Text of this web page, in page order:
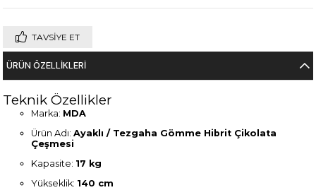
TAVSIYE ET
ÜRÜN ÖZELLIKLERI
Teknik Özellikler
Marka: MDA
Ürün Adı:Ayaklı / Tezgaha Gömme Hibrit Çikolata
Çeşmesi
Kapasite: 17 kg
Yükseklik: 140 cm